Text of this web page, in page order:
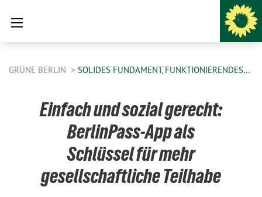
GRÜNE BERLIN SOLIDES FUNDAMENT, FUNKTIONIERENDES…
Einfach und sozial gerecht:
BerlinPass-App als
Schlüssel für mehr
gesellschaftliche Teilhabe